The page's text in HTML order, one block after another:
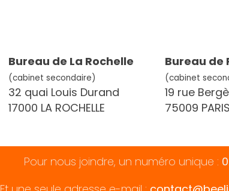
Bureau de La Rochelle
(cabinet secondaire)
32 quai Louis Durand
17000 LA ROCHELLE
Bureau de
(cabinet
19 rue
75009 PARIS
Pour nous joindre, un numéro unique :